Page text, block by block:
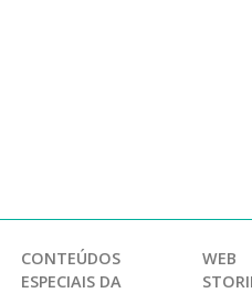
CONTEÚDOS
ESPECIAIS DA
WEB